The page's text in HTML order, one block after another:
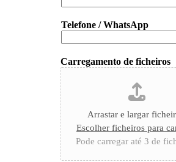
Telefone / WhatsApp
Carregamento de ficheiros
Arrastar e largar
Escolher ficheiros para
Pode carregar até 3 de